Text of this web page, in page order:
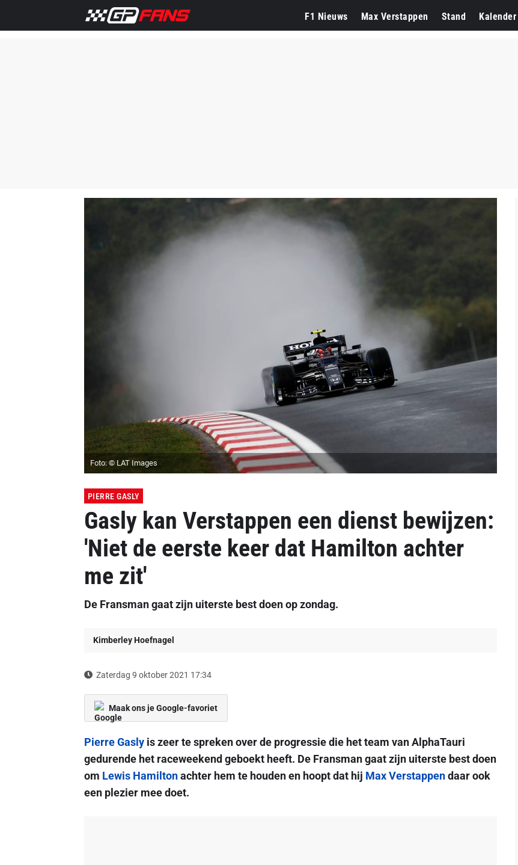
F1 Nieuws Max Verstappen Stand Kalender
Foto: © LAT Images
PIERRE GASLY
Gasly kan Verstappen een dienst bewijzen:
'Niet de eerste keer dat Hamilton achter
me zit'
De Fransman gaat zijn uiterste best doen op zondag.
Kimberley Hoefnagel
Zaterdag 9 oktober 2021 17:34
Maak ons je Google-favoriet
Pierre Gaslyis zeer te spreken over de progressie die het team van AlphaTauri
gedurende het raceweekend geboekt heeft. De Fransman gaat zijn uiterste best doen
om Lewis Hamiltonachter hem te houden en hoopt dat hij Max Verstappendaar ook
een plezier mee doet.